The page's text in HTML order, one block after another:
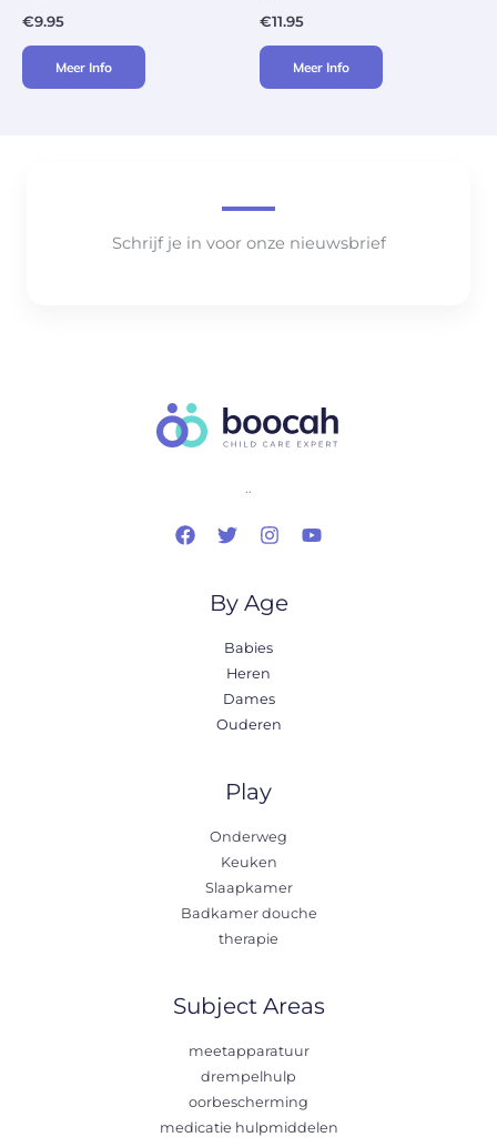
€9.95
Meer Info
€11.95
Meer Info
Schrijf je in voor onze nieuwsbrief
..
By Age
Babies
Heren
Dames
Ouderen
Play
Onderweg
Keuken
Slaapkamer
Badkamer douche
therapie
Subject Areas
meetapparatuur
drempelhulp
oorbescherming
medicatie hulpmiddelen